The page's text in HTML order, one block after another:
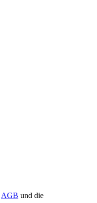
AGB und die